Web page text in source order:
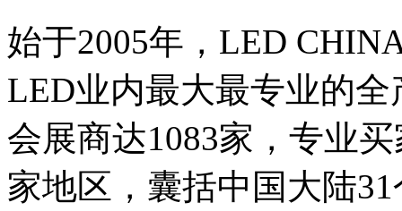
始于2005年，LED
LED业内最大最专业的
会展商达1083家，专业
家地区，囊括中国大陆